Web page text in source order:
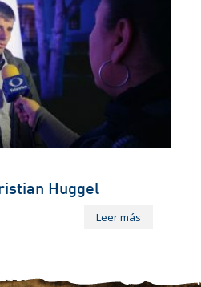
Huggel
Leer más